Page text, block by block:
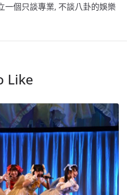
一個只談專業, 不談八卦的娛樂
Like